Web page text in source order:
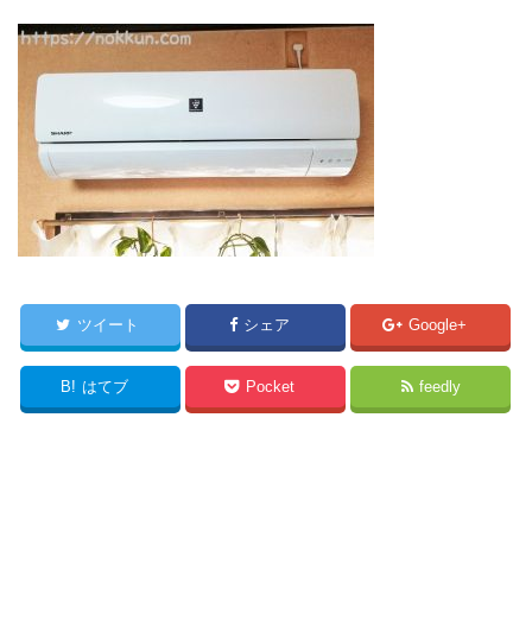
ツイート シェア Google+
B! はてブ Pocket feedly